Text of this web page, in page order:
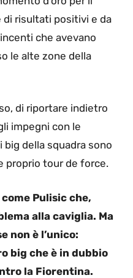
di risultati positivi e da
che avevano
le alte zone della
di riportare indietro
impegni con le
della squadra sono
proprio tour de force.
Pulisic che,
alla caviglia. Ma
non è l’unico:
big che è in dubbio
la Fiorentina.